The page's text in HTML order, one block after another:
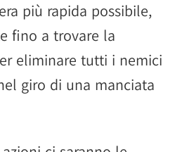
più rapida possibile,
fino a trovare la
eliminare tutti i nemici
giro di una manciata